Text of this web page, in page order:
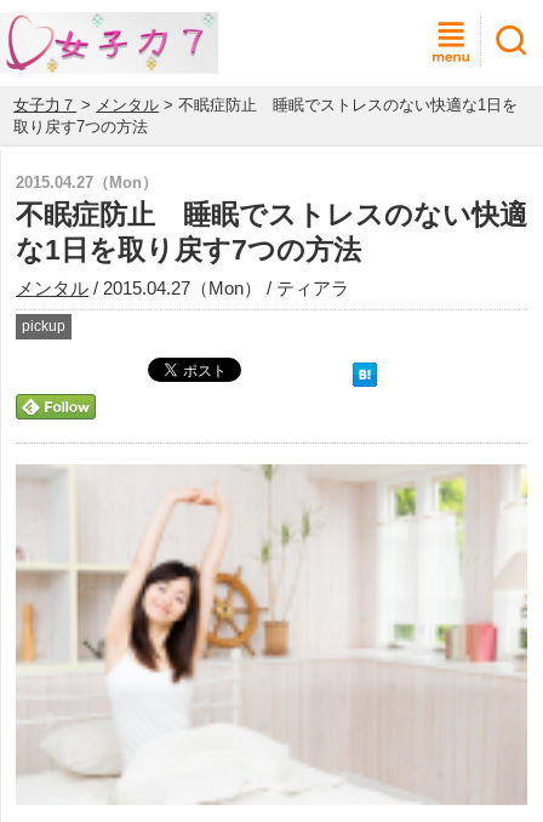
女子力７ > メンタル > 不眠症防止 睡眠でストレスのない快適な1日を
取り戻す7つの方法
2015.04.27（Mon）
不眠症防止 睡眠でストレスのない快適
な1日を取り戻す7つの方法
メンタル / 2015.04.27（Mon） / ティアラ
pickup